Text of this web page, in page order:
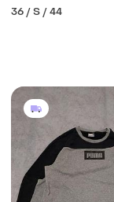
36 / S / 44